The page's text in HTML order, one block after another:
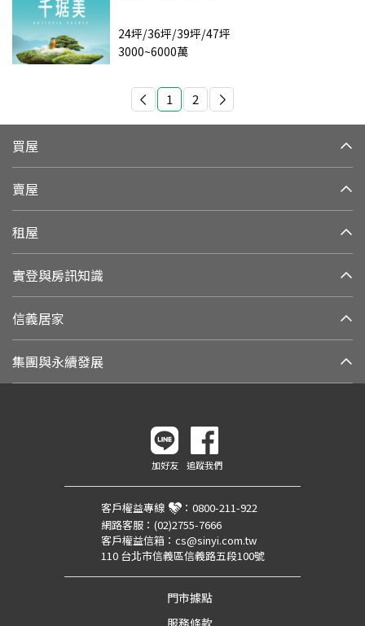
24坪/36坪/39坪/47坪
3000~6000萬
1 2
買屋
賣屋
租屋
實登與房訊知識
信義居家
集團與永續發展
加好友 追蹤我們
客戶權益專線 ： 0800-211-922
網路客服： (02)2755-7666
客戶權益信箱： cs@sinyi.com.tw
110 台北市信義區信義路五段100號
門市據點